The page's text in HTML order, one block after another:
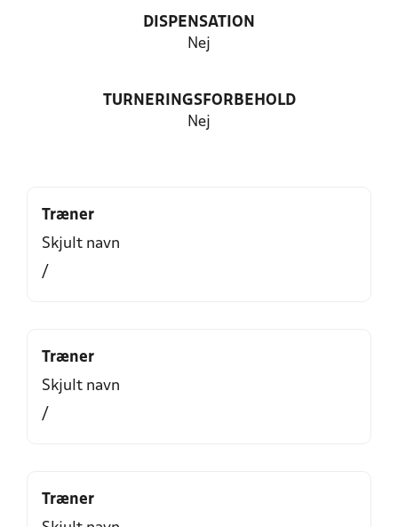
DISPENSATION
Nej
TURNERINGSFORBEHOLD
Nej
Træner
Skjult navn
/
Træner
Skjult navn
/
Træner